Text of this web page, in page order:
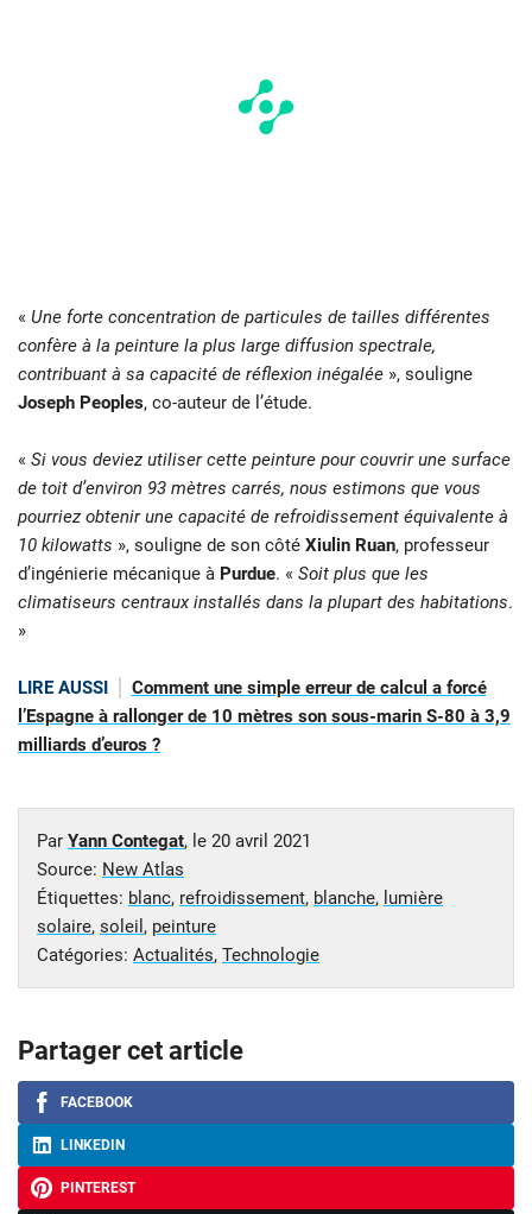
« Une forte concentration de particules de tailles différentes
confère à la peinture la plus large diffusion spectrale,
contribuant à sa capacité de réflexion inégalée », souligne
Joseph Peoples, co-auteur de l’étude.
« Si vous deviez utiliser cette peinture pour couvrir une surface
de toit d’environ 93 mètres carrés, nous estimons que vous
pourriez obtenir une capacité de refroidissement équivalente à
10 kilowatts », souligne de son côté Xiulin Ruan, professeur
d’ingénierie mécanique à Purdue. « Soit plus que les
climatiseurs centraux installés dans la plupart des habitations.
»
LIRE AUSSI
Comment une simple erreur de calcul a forcé
l’Espagne à rallonger de 10 mètres son sous-marin S-80 à 3,9
milliards d’euros ?
Par Yann Contegat, le 20 avril 2021
Source: New Atlas
Étiquettes: blanc, refroidissement, blanche, lumière
solaire, soleil , peinture
Catégories: Actualités, Technologie
Partager cet article
FACEBOOK
LINKEDIN
PINTEREST